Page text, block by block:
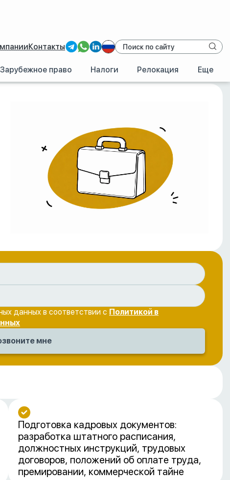
Контакты
Зарубежное право Налоги Релокация Еще
данных в соответствии с Политикой в
Подготовка кадровых документов:
разработка штатного расписания,
должностных инструкций, трудовых
договоров, положений об оплате труда,
премировании, коммерческой тайне